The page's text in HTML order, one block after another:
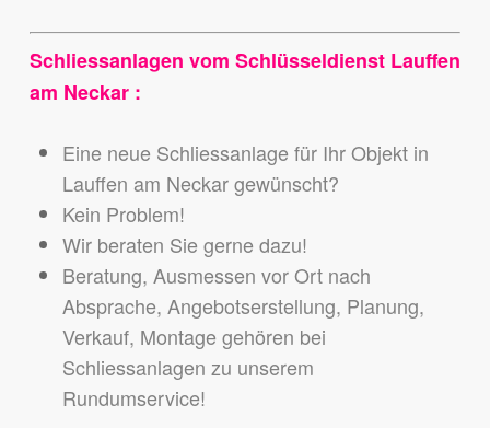
Schliessanlagen vom Schlüsseldienst Lauffen
am Neckar :
Eine neue Schliessanlage für Ihr Objekt in
Lauffen am Neckar gewünscht?
Kein Problem!
Wir beraten Sie gerne dazu!
Beratung, Ausmessen vor Ort nach
Absprache, Angebotserstellung, Planung,
Verkauf, Montage gehören bei
Schliessanlagen zu unserem
Rundumservice!